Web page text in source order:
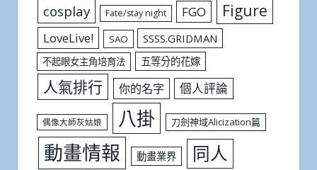
cosplay Fate/stay night FGO Figure
LoveLive! SAO SSSS.GRIDMAN
不起眼女主角培育法 五等分的花嫁
人氣排行 你的名字 個人評論
偶像大師灰姑娘 八掛 刀劍神域Alicization篇
動畫情報 動畫業界 同人